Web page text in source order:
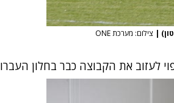
| צילום: מערכת ONE
לעזוב את הקבוצה כבר בחלון